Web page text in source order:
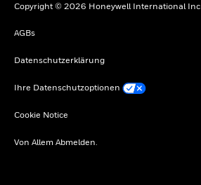
Copyright © 2026 Honeywell International Inc
AGBs
Datenschutzerklärung
Ihre Datenschutzoptionen
Cookie Notice
Von Allem Abmelden.